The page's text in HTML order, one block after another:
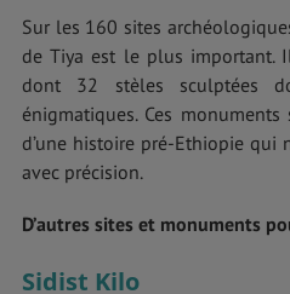
Sur les 160 sites
de Tiya est le plus important.
dont 32 stèles sculptées
énigmatiques. Ces
d’une histoire pré-Ethiopie qui
avec précision.
D’autres sites et monuments
Sidist Kilo